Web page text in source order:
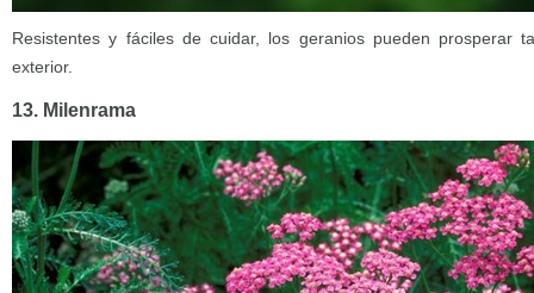
Resistentes y fáciles de cuidar, los geranios pueden prosperar
exterior.
13. Milenrama